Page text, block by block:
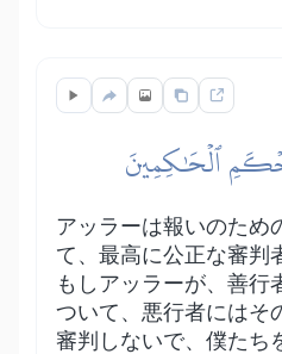
ٱلۡحَٰكِمِينَ
アッラーは報いのため
て、最高に公正な審判
もしアッラーが、善行
ついて、悪行者にはそ
審判しないで、僕たち